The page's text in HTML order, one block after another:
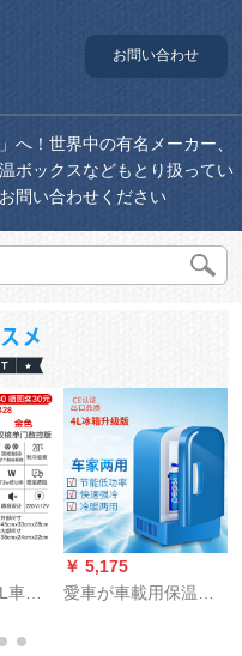
お問い合わせ
へ！世界中の有名メーカー、
ボックスなどもとり扱ってい
問い合わせください
載
冷
￥ 5,175
愛車が車載用保温箱